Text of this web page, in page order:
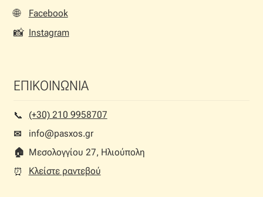
🌐 Facebook
📸 Instagram
ΕΠΙΚΟΙΝΩΝΙΑ
📞︎
(+30) 210 9958707
✉
info@pasxos.gr
🏠︎ Μεσολογγίου 27, Ηλιούπολη
⏰︎
Κλείστε ραντεβού